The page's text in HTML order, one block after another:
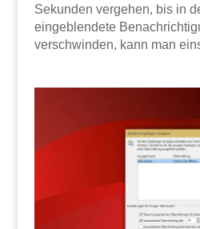
Sekunden vergehen, bis in
eingeblendete
verschwinden, kann man